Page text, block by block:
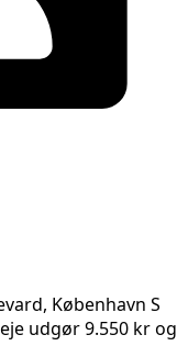
København S
udgør 9.550 kr og